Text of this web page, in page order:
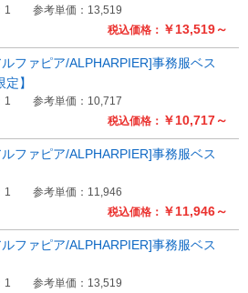
税込価格： ￥13,519～
1 参考単価：13,519
税込価格： ￥10,717～
ファピア/ALPHARPIER]事務服ベス
】
1 参考単価：10,717
税込価格： ￥11,946～
ファピア/ALPHARPIER]事務服ベス
1 参考単価：11,946
ファピア/ALPHARPIER]事務服ベス
1 参考単価：13,519